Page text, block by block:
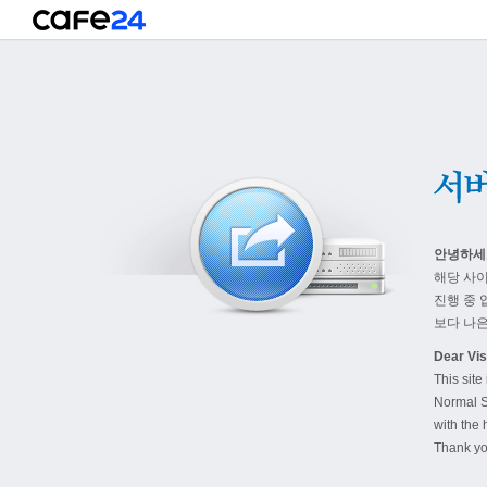
안녕하
해당 사
진행 중
보다 나
Dear
This site
Normal
with the
Thank